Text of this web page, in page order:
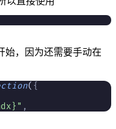
始，因为还需要手动在
( {
,